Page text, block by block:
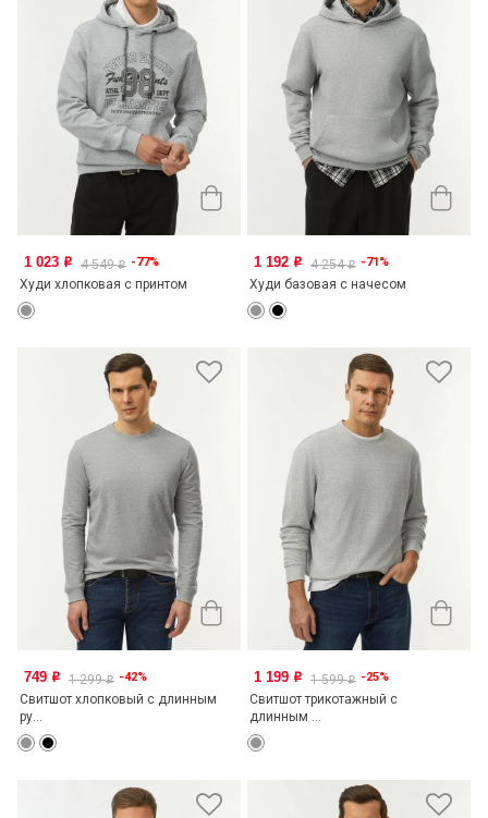
1 023 o 4 549o -77%
Худи хлопковая с принтом
1 192 o 4 254o -71%
Худи базовая с начесом
749 o 1 299o -42%
Свитшот хлопковый с длинным
ру...
1 199 o 1 599o -25%
Свитшот трикотажный с
длинным ...